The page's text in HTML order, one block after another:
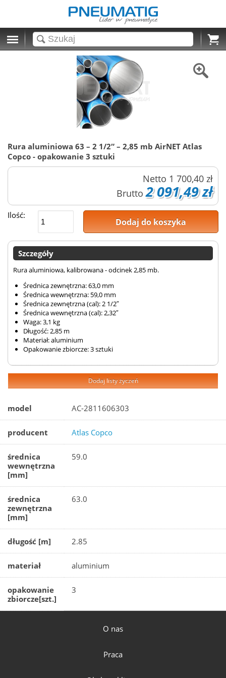
Cart
Rura aluminiowa 63 – 2 1/2″ – 2,85 mb AirNET Atlas
Copco - opakowanie 3 sztuki
Netto 1 700,40 zł
Brutto 2 091,49 zł
Ilość:
Dodaj do koszyka
Szczegóły
Rura aluminiowa, kalibrowana - odcinek 2,85 mb.
Średnica zewnętrzna: 63,0 mm
Średnica wewnętrzna: 59,0 mm
Średnica zewnętrzna (cal): 2 1/2″
Średnica wewnętrzna (cal): 2,32″
Waga: 3,1 kg
Długość: 2,85 m
Materiał: aluminium
Opakowanie zbiorcze: 3 sztuki
Dodaj listy życzeń
model AC-2811606303
producent Atlas Copco
średnica
wewnętrzna
[mm]
59.0
średnica
zewnętrzna
[mm]
63.0
długość [m] 2.85
materiał aluminium
opakowanie
zbiorcze[szt.]
3
O nas
Praca